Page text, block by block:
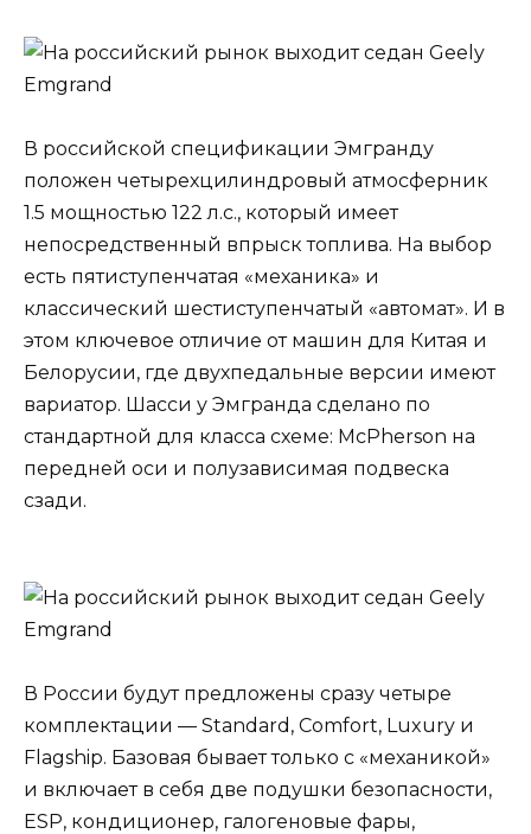
В российской спецификации Эмгранду
положен четырехцилиндровый атмосферник
1.5 мощностью 122 л.с., который имеет
непосредственный впрыск топлива. На выбор
есть пятиступенчатая «механика» и
классический шестиступенчатый «автомат». И в
этом ключевое отличие от машин для Китая и
Белорусии, где двухпедальные версии имеют
вариатор. Шасси у Эмгранда сделано по
стандартной для класса схеме: McPherson на
передней оси и полузависимая подвеска
сзади.
В России будут предложены сразу четыре
комплектации — Standard, Comfort, Luxury и
Flagship. Базовая бывает только с «механикой»
и включает в себя две подушки безопасности,
ESP, кондиционер, галогеновые фары,